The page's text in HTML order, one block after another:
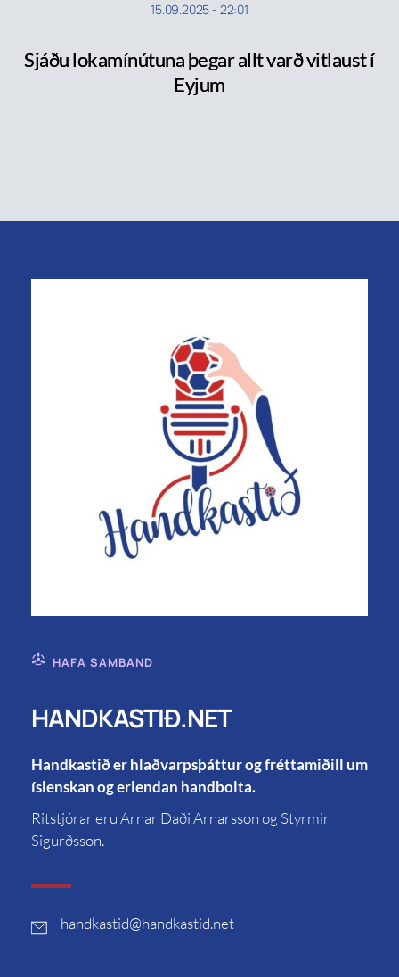
15.09.2025 - 22:01
Sjáðu lokamínútuna þegar allt varð vitlaust í
Eyjum
HAFA SAMBAND
HANDKASTIÐ.NET
Handkastið er hlaðvarpsþáttur og fréttamiðill um
íslenskan og erlendan handbolta.
Ritstjórar eru Arnar Daði Arnarsson og Styrmir
Sigurðsson.
handkastid@handkastid.net